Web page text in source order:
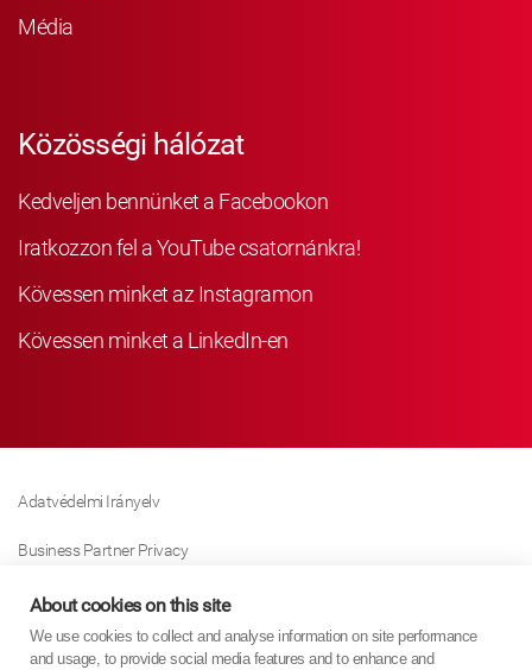
Média
Közösségi hálózat
Kedveljen bennünket a Facebookon
Iratkozzon fel a YouTube csatornánkra!
Kövessen minket az Instagramon
Kövessen minket a LinkedIn-en
Adatvédelmi Irányelv
Business Partner Privacy
Sütikre Vonatkozó Irányelv
Modern Slavery Act Policy
About cookies on this site
We use cookies to collect and analyse information on site performance
and usage, to provide social media features and to enhance and